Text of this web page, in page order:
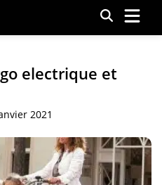
Menu
electrique et
2021